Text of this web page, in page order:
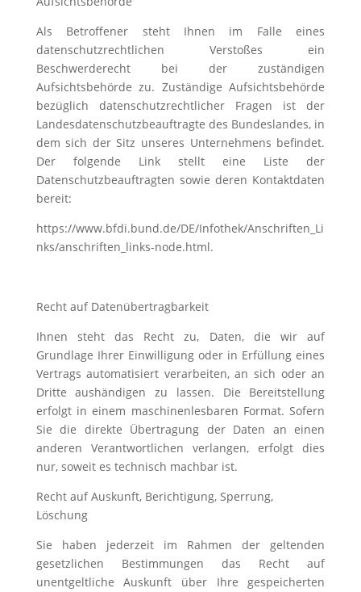
Als Betroffener steht Ihnen im Falle eines
datenschutzrechtlichen Verstoßes ein
Beschwerderecht bei der zuständigen
Aufsichtsbehörde zu. Zuständige Aufsichtsbehörde
bezüglich datenschutzrechtlicher Fragen ist der
Landesdatenschutzbeauftragte des Bundeslandes, in
dem sich der Sitz unseres Unternehmens befindet.
Der folgende Link stellt eine Liste der
Datenschutzbeauftragten sowie deren Kontaktdaten
bereit:
https://www.bfdi.bund.de/DE/Infothek/Anschriften_Li
nks/anschriften_links-node.html.
Recht auf Datenübertragbarkeit
Ihnen steht das Recht zu, Daten, die wir auf
Grundlage Ihrer Einwilligung oder in Erfüllung eines
Vertrags automatisiert verarbeiten, an sich oder an
Dritte aushändigen zu lassen. Die Bereitstellung
erfolgt in einem maschinenlesbaren Format. Sofern
Sie die direkte Übertragung der Daten an einen
anderen Verantwortlichen verlangen, erfolgt dies
nur, soweit es technisch machbar ist.
Recht auf Auskunft, Berichtigung, Sperrung,
Löschung
Sie haben jederzeit im Rahmen der geltenden
gesetzlichen Bestimmungen das Recht auf
unentgeltliche Auskunft über Ihre gespeicherten